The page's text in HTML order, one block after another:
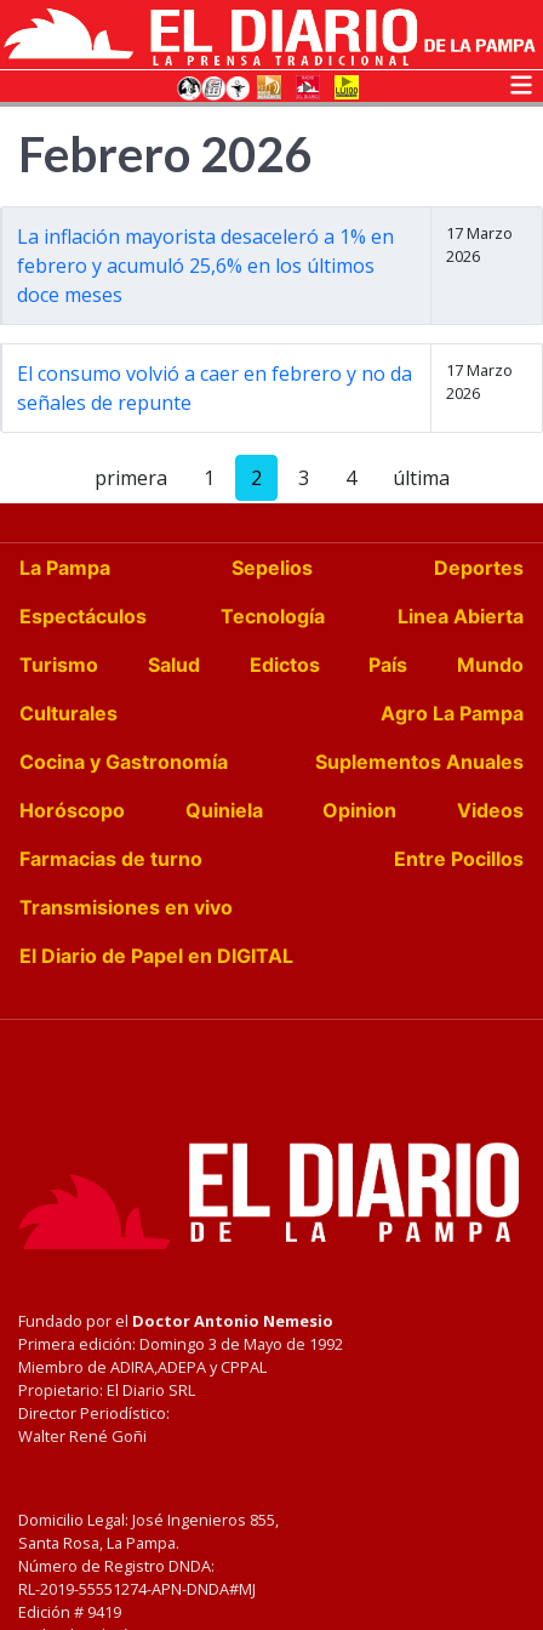
Febrero 2026
La inflación mayorista desaceleró a 1% en
febrero y acumuló 25,6% en los últimos
doce meses
17 Marzo
2026
El consumo volvió a caer en febrero y no da
señales de repunte
17 Marzo
2026
primera 1 2 3 4 última
La Pampa Sepelios
Deportes
Espectáculos
Tecnología
Linea Abierta
Turismo
Salud Edictos País
Mundo
Culturales
Agro La Pampa
Cocina y Gastronomía
Suplementos Anuales
Horóscopo
Quiniela Opinion
Videos
Farmacias de turno
Entre Pocillos
Transmisiones en vivo
El Diario de Papel en DIGITAL
Fundado por el Doctor Antonio Nemesio
Primera edición: Domingo 3 de Mayo de 1992
Miembro de ADIRA,ADEPA y CPPAL
Propietario: El Diario SRL
Director Periodístico:
Walter René Goñi
Domicilio Legal: José Ingenieros 855,
Santa Rosa, La Pampa.
Número de Registro DNDA:
RL-2019-55551274-APN-DNDA#MJ
Edición # 9419